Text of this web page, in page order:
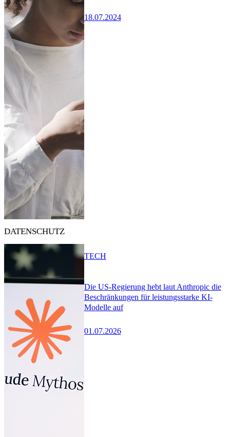
18.07.2024
DATENSCHUTZ
Die US-Regierung hebt laut Anthropic die
Beschränkungen für leistungsstarke KI-
Modelle auf
01.07.2026
TECH